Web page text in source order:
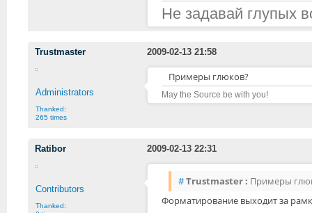
Не задавай глупых
Trustmaster 2009-02-13 21:58
Administrators
Thanked:
265 times
Примеры глюков?
May the Source be with you!
Ratibor 2009-02-13 22:31
Contributors
Thanked:
#Trustmaster : Примеры
Форматирование выходит за